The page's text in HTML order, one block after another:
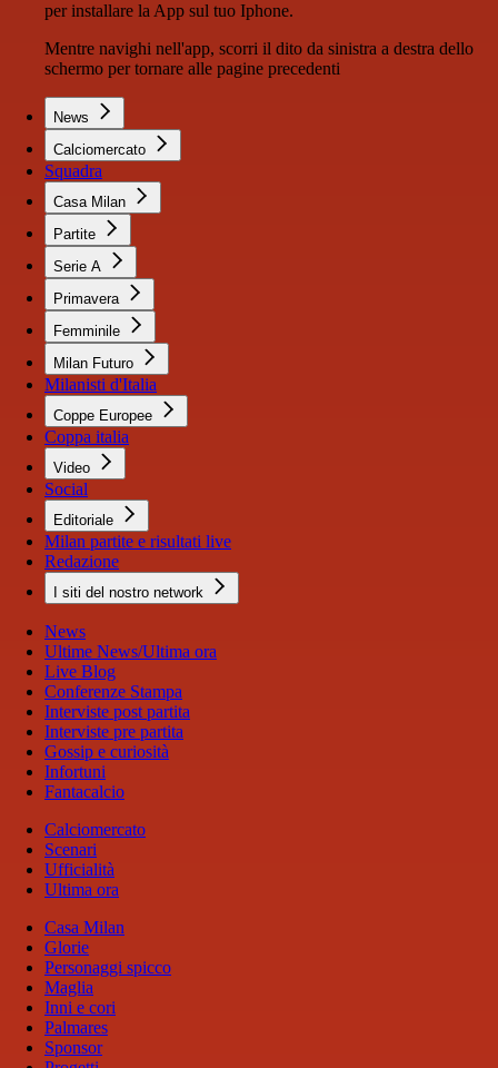
per installare la App sul tuo Iphone.
Mentre navighi nell'app, scorri il dito da sinistra a destra dello
schermo per tornare alle pagine precedenti
News
Calciomercato
Squadra
Casa Milan
Partite
Serie A
Primavera
Femminile
Milan Futuro
Milanisti d'Italia
Coppe Europee
Coppa italia
Video
Social
Editoriale
Milan partite e risultati live
Redazione
I siti del nostro network
News
Ultime News/Ultima ora
Live Blog
Conferenze Stampa
Interviste post partita
Interviste pre partita
Gossip e curiosità
Infortuni
Fantacalcio
Calciomercato
Scenari
Ufficialità
Ultima ora
Casa Milan
Glorie
Personaggi spicco
Maglia
Inni e cori
Palmares
Sponsor